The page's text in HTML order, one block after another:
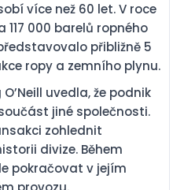
více než 60 let. V roce
117 000 barelů ropného
přibližně 5
ropy a zemního plynu.
uvedla, že podnik
jiné společnosti.
zohlednit
divize. Během
pokračovat v jejím